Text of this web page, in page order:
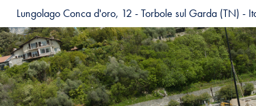
Lungolago Conca d'oro, 12 - Torbole sul Garda (TN) -